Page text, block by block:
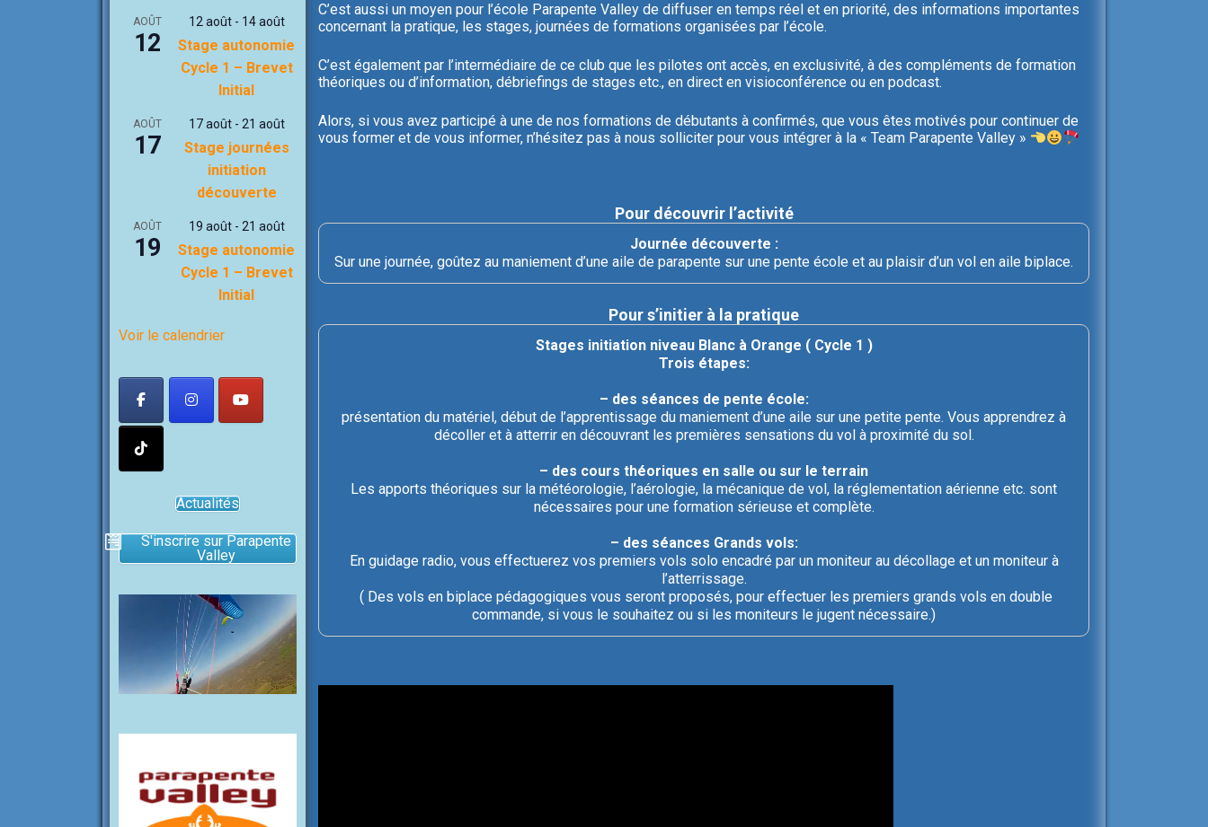
C’est aussi un moyen pour l’école Parapente Valley de diffuser en temps réel et en priorité, des informations importantes
concernant la pratique, les stages, journées de formations organisées par l’école.
C’est également par l’intermédiaire de ce club que les pilotes ont accès, en exclusivité, à des compléments de formation
théoriques ou d’information, débriefings de stages etc., en direct en visioconférence ou en podcast.
Alors, si vous avez participé à une de nos formations de débutants à confirmés, que vous êtes motivés pour continuer de
vous former et de vous informer, n’hésitez pas à nous solliciter pour vous intégrer à la « Team Parapente Valley »
Pour découvrir l’activité
Journée découverte :
Sur une journée, goûtez au maniement d’une aile de parapente sur une pente école et au plaisir d’un vol en aile biplace.
Pour s’initier à la pratique
Stages initiation niveau Blanc à Orange ( Cycle 1 )
Trois étapes:
– des séances de pente école:
présentation du matériel, début de l’apprentissage du maniement d’une aile sur une petite pente. Vous apprendrez à
décoller et à atterrir en découvrant les premières sensations du vol à proximité du sol.
– des cours théoriques en salle ou sur le terrain
Les apports théoriques sur la météorologie, l’aérologie, la mécanique de vol, la réglementation aérienne etc. sont
nécessaires pour une formation sérieuse et complète.
– des séances Grands vols:
En guidage radio, vous effectuerez vos premiers vols solo encadré par un moniteur au décollage et un moniteur à
l’atterrissage.
( Des vols en biplace pédagogiques vous seront proposés, pour effectuer les premiers grands vols en double
commande, si vous le souhaitez ou si les moniteurs le jugent nécessaire.)
AOÛT
12
12 août- 14 août
Stage autonomie
Cycle 1 – Brevet
Initial
AOÛT
17
17 août- 21 août
Stage journées
initiation
découverte
AOÛT
19
19 août- 21 août
Stage autonomie
Cycle 1 – Brevet
Initial
Voir le calendrier
Actualités
S'inscrire sur Parapente
Valley